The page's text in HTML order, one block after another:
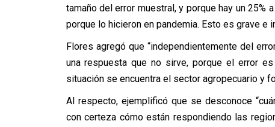
tamaño del error muestral, y porque hay un
porque lo hicieron en pandemia. Esto es grave e
Flores agregó que “independientemente del
una respuesta que no sirve, porque el error
situación se encuentra el sector agropecuario y
Al respecto, ejemplificó que se desconoce
con certeza cómo están respondiendo las